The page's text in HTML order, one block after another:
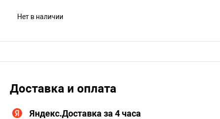
Нет в наличии
Доставка и оплата
Яндекс.Доставка за 4 часа